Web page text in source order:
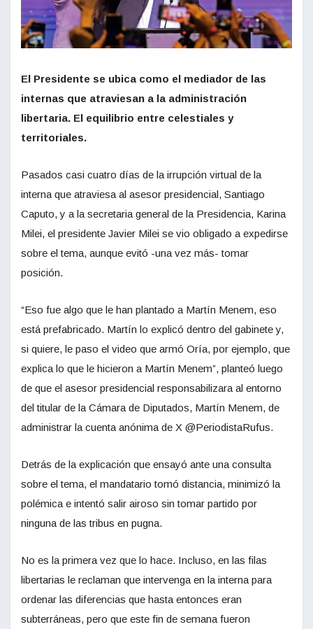
El Presidente se ubica como el mediador de las
internas que atraviesan a la administración
libertaria. El equilibrio entre celestiales y
territoriales.
Pasados casi cuatro días de la irrupción virtual de la
interna que atraviesa al asesor presidencial, Santiago
Caputo, y a la secretaria general de la Presidencia, Karina
Milei, el presidente Javier Milei se vio obligado a expedirse
sobre el tema, aunque evitó -una vez más- tomar
posición.
“Eso fue algo que le han plantado a Martín Menem, eso
está prefabricado. Martín lo explicó dentro del gabinete y,
si quiere, le paso el video que armó Oría, por ejemplo, que
explica lo que le hicieron a Martín Menem”, planteó luego
de que el asesor presidencial responsabilizara al entorno
del titular de la Cámara de Diputados, Martín Menem, de
administrar la cuenta anónima de X @PeriodistaRufus.
Detrás de la explicación que ensayó ante una consulta
sobre el tema, el mandatario tomó distancia, minimizó la
polémica e intentó salir airoso sin tomar partido por
ninguna de las tribus en pugna.
No es la primera vez que lo hace. Incluso, en las filas
libertarias le reclaman que intervenga en la interna para
ordenar las diferencias que hasta entonces eran
subterráneas, pero que este fin de semana fueron